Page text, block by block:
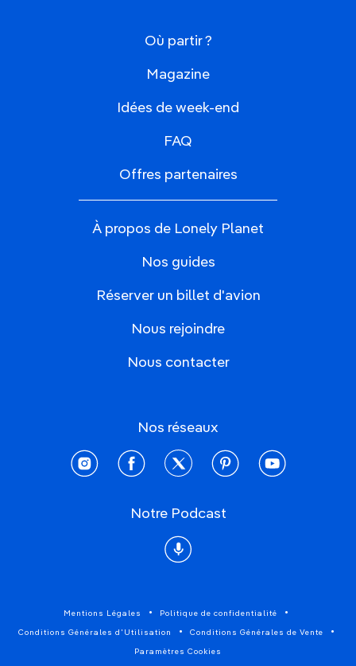
Où partir ?
Magazine
Idées de week-end
FAQ
Offres partenaires
À propos de Lonely Planet
Nos guides
Réserver un billet d'avion
Nous rejoindre
Nous contacter
Nos réseaux
instagramfacebooktwitter pinterestyoutube
Notre Podcast
Podcast
Mentions Légales Politique de confidentialité
Conditions Générales d'Utilisation Conditions Générales de Vente
Paramètres Cookies